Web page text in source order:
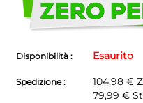
problemi!
Disponibilità : Esaurito
Spedizione : 104,98 €
79,99 €